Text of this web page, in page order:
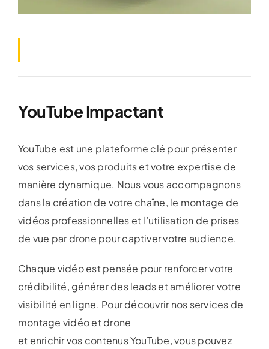
YouTube Impactant
YouTube est une plateforme clé pour présenter
vos services, vos produits et votre expertise de
manière dynamique. Nous vous accompagnons
dans la création de votre chaîne, le montage de
vidéos professionnelles et l’utilisation de prises
de vue par drone pour captiver votre audience.
Chaque vidéo est pensée pour renforcer votre
crédibilité, générer des leads et améliorer votre
visibilité en ligne. Pour découvrir nos services de
montage vidéo et drone
et enrichir vos contenus YouTube, vous pouvez